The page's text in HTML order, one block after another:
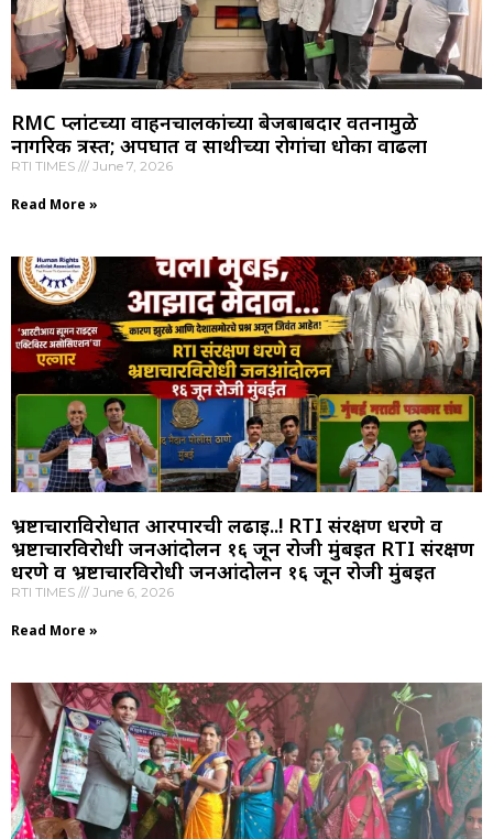
RMC प्लांटच्या वाहनचालकांच्या बेजबाबदार वर्तनामुळे
नागरिक त्रस्त; अपघात व साथीच्या रोगांचा धोका वाढला
RTI TIMES June 7, 2026
Read More »
भ्रष्टाचाराविरोधात आरपारची लढाई..! RTI संरक्षण धरणे व
भ्रष्टाचारविरोधी जनआंदोलन १६ जून रोजी मुंबईत RTI संरक्षण
धरणे व भ्रष्टाचारविरोधी जनआंदोलन १६ जून रोजी मुंबईत
RTI TIMES June 6, 2026
Read More »